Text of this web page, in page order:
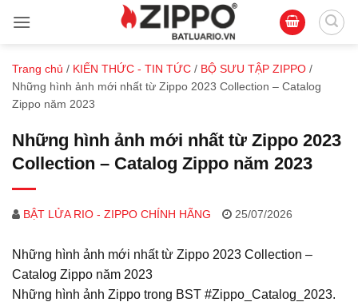
qua
dungTrang chủ / KIẾN THỨC - TIN TỨC / BỘ SƯU TẬP ZIPPO /
Những hình ảnh mới nhất từ Zippo 2023 Collection – Catalog
Zippo năm 2023
Những hình ảnh mới nhất từ Zippo 2023
Collection – Catalog Zippo năm 2023
BẬT LỬA RIO - ZIPPO CHÍNH HÃNG 25/07/2026
Những hình ảnh mới nhất từ Zippo 2023 Collection –
Catalog Zippo năm 2023
Những hình ảnh Zippo trong BST #Zippo_Catalog_2023.